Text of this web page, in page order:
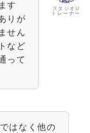
スタジオU
トレーナー
す
りが
せん
など
って
はなく他の